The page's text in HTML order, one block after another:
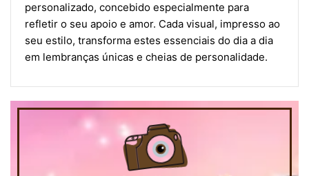
personalizado, concebido especialmente para
refletir o seu apoio e amor. Cada visual, impresso ao
seu estilo, transforma estes essenciais do dia a dia
em lembranças únicas e cheias de personalidade.